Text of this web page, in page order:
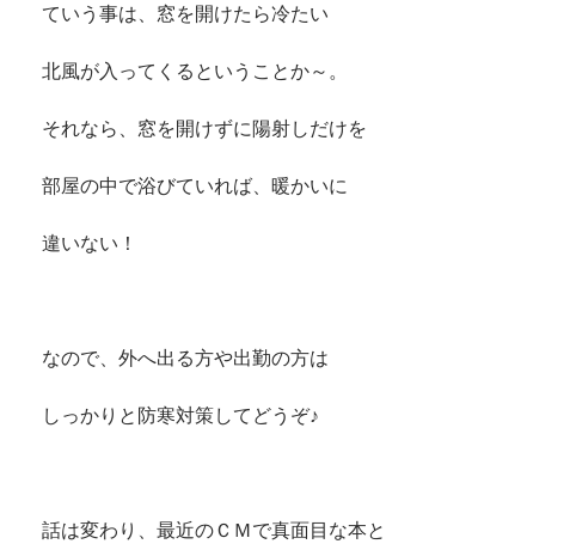
ていう事は、窓を開けたら冷たい
北風が入ってくるということか～。
それなら、窓を開けずに陽射しだけを
部屋の中で浴びていれば、暖かいに
違いない！
なので、外へ出る方や出勤の方は
しっかりと防寒対策してどうぞ♪
話は変わり、最近のＣＭで真面目な本と